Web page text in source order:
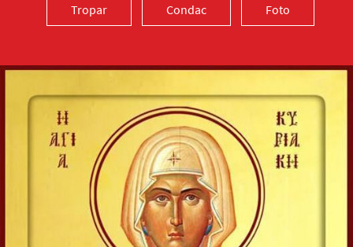
Tropar Condac Foto